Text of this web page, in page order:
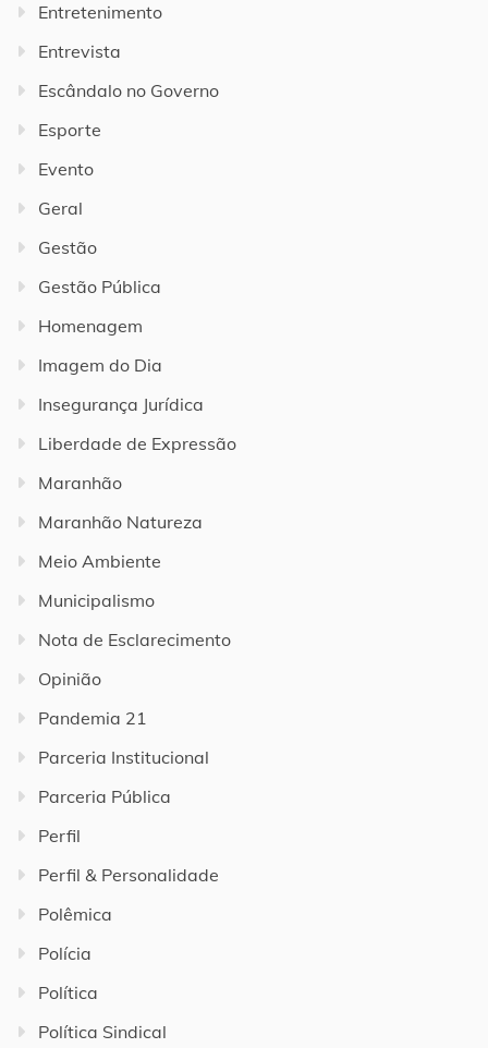
Entretenimento
Entrevista
Escândalo no Governo
Esporte
Evento
Geral
Gestão
Gestão Pública
Homenagem
Imagem do Dia
Insegurança Jurídica
Liberdade de Expressão
Maranhão
Maranhão Natureza
Meio Ambiente
Municipalismo
Nota de Esclarecimento
Opinião
Pandemia 21
Parceria Institucional
Parceria Pública
Perfil
Perfil & Personalidade
Polêmica
Polícia
Política
Política Sindical